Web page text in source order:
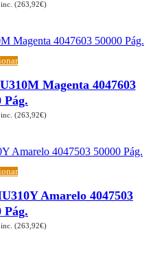
(263,92€)
Magenta 4047603
Pág.
(263,92€)
Amarelo 4047503
Pág.
(263,92€)